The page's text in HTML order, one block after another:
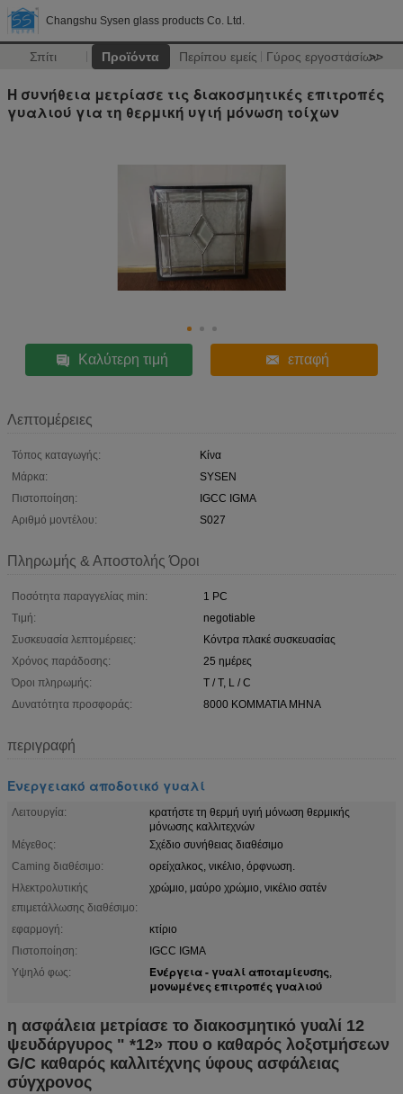
Changshu Sysen glass products Co. Ltd.
Σπίτι Προϊόντα Περίπου εμείς Γύρος εργοστασίων
>>
Η συνήθεια μετρίασε τις διακοσμητικές επιτροπές
γυαλιού για τη θερμική υγιή μόνωση τοίχων
Καλύτερη τιμή επαφή
Λεπτομέρειες
Τόπος καταγωγής:
Κίνα
Μάρκα:
SYSEN
Πιστοποίηση:
IGCC IGMA
Αριθμό μοντέλου:
S027
Πληρωμής & Αποστολής Όροι
Ποσότητα παραγγελίας min:
1 PC
Τιμή:
negotiable
Συσκευασία λεπτομέρειες:
Κόντρα πλακέ συσκευασίας
Χρόνος παράδοσης:
25 ημέρες
Όροι πληρωμής:
T / T, L / C
Δυνατότητα προσφοράς:
8000 ΚΟΜΜΑΤΙΑ ΜΗΝΑ
περιγραφή
Ενεργειακό αποδοτικό γυαλί
Λειτουργία:
κρατήστε τη θερμή υγιή μόνωση θερμικής
μόνωσης καλλιτεχνών
Μέγεθος:
Σχέδιο συνήθειας διαθέσιμο
Caming διαθέσιμο:
ορείχαλκος, νικέλιο, όρφνωση.
Ηλεκτρολυτικής
επιμετάλλωσης διαθέσιμο:
χρώμιο, μαύρο χρώμιο, νικέλιο σατέν
εφαρμογή:
κτίριο
Πιστοποίηση:
IGCC IGMA
Υψηλό φως:
Ενέργεια - γυαλί αποταμίευσης,
μονωμένες επιτροπές γυαλιού
η ασφάλεια μετρίασε το διακοσμητικό γυαλί 12
ψευδάργυρος " *12» που ο καθαρός λοξοτμήσεων
G/C καθαρός καλλιτέχνης ύφους ασφάλειας
σύγχρονος